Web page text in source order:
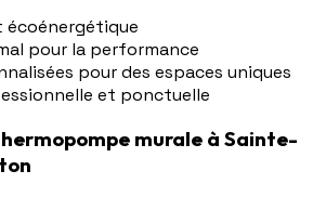
écoénergétique
pour la performance
pour des espaces uniques
et ponctuelle
murale à Sainte-